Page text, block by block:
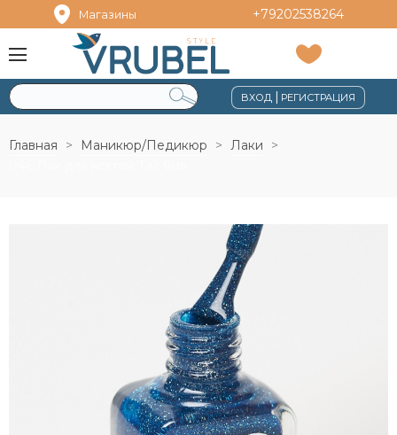
Магазины +79202538264
ВХОД |РЕГИСТРАЦИЯ
Главная Маникюр/Педикюр
Лаки